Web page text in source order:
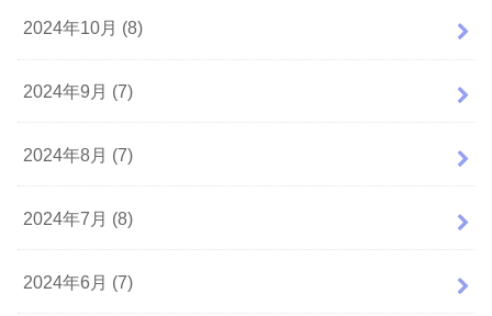
2024年10月 (8)
2024年9月 (7)
2024年8月 (7)
2024年7月 (8)
2024年6月 (7)